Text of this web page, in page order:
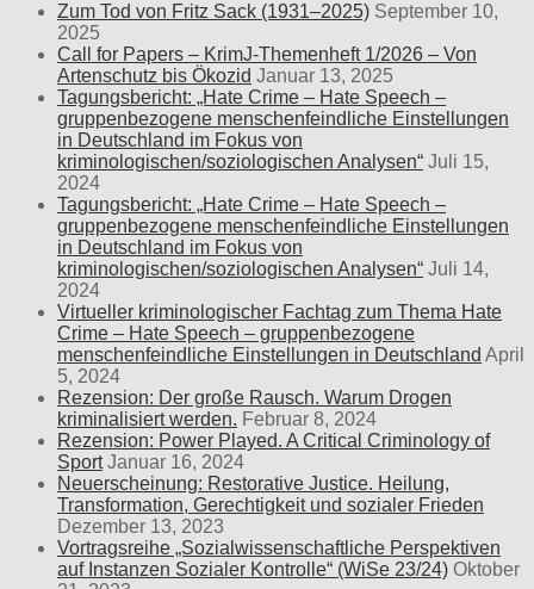
Zum Tod von Fritz Sack (1931–2025) September 10,
2025
Call for Papers – KrimJ-Themenheft 1/2026 – Von
Artenschutz bis Ökozid Januar 13, 2025
Tagungsbericht: „Hate Crime – Hate Speech –
gruppenbezogene menschenfeindliche Einstellungen
in Deutschland im Fokus von
kriminologischen/soziologischen Analysen“ Juli 15,
2024
Tagungsbericht: „Hate Crime – Hate Speech –
gruppenbezogene menschenfeindliche Einstellungen
in Deutschland im Fokus von
kriminologischen/soziologischen Analysen“ Juli 14,
2024
Virtueller kriminologischer Fachtag zum Thema Hate
Crime – Hate Speech – gruppenbezogene
menschenfeindliche Einstellungen in Deutschland April
5, 2024
Rezension: Der große Rausch. Warum Drogen
kriminalisiert werden. Februar 8, 2024
Rezension: Power Played. A Critical Criminology of
Sport Januar 16, 2024
Neuerscheinung: Restorative Justice. Heilung,
Transformation, Gerechtigkeit und sozialer Frieden
Dezember 13, 2023
Vortragsreihe „Sozialwissenschaftliche Perspektiven
auf Instanzen Sozialer Kontrolle“ (WiSe 23/24) Oktober